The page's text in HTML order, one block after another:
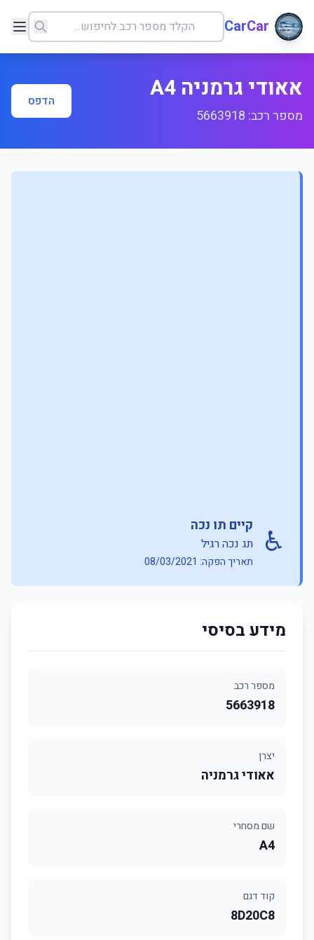
CarCar
אאודי גרמניה A4
מספר רכב: 5663918
הדפס
♿ קיים תו נכה
תג נכה רגיל
תאריך הפקה: 08/03/2021
מידע בסיסי
מספר רכב
5663918
יצרן
אאודי גרמניה
שם מסחרי
A4
קוד דגם
8D20C8